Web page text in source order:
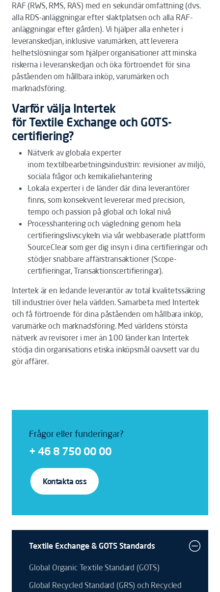
RAF (RWS, RMS, RAS) med en sekundär omfattning (dvs.
alla RDS-anläggningar efter slaktplatsen och alla RAF-
anläggningar efter gården). Vi hjälper alla enheter i
leveranskedjan, inklusive varumärken, att leverera
helhetslösningar som hjälper organisationer att minska
riskerna i leveranskedjan och öka förtroendet för sina
påståenden om hållbara inköp, varumärken och
marknadsföring.
Varför välja Intertek
för Textile Exchange och GOTS-
certifiering?
Nätverk av globala experter
inom textilbearbetningsindustrin: revisioner av miljö,
sociala frågor och kemikaliehantering
Lokala experter i de länder där dina leverantörer
finns, som konsekvent levererar med precision,
tempo och passion på global och lokal nivå
Processhantering och vägledning genom hela
certifieringslivscykeln via vår webbaserade plattform
SourceClear som ger dig insyn i dina certifieringar och
stödjer snabbare affärstransaktioner (Scope-
certifieringar, Transaktionscertifieringar).
Intertek är en ledande leverantör av total kvalitetssäkring
till industrier över hela världen. Samarbeta med Intertek
och få förtroende för dina påståenden om hållbara inköp,
varumärke och marknadsföring. Med världens största
nätverk av revisorer i mer än 100 länder kan Intertek
stödja din organisations etiska inköpsmål oavsett var du
gör affärer.
Frågor eller funderingar?
+ 46 8 750 00 00
Kontakta oss
Textile Exchange & GOTS Standards
Global Organic Textile Standard (GOTS)
Global Recycled Standard (GRS) och Recycled